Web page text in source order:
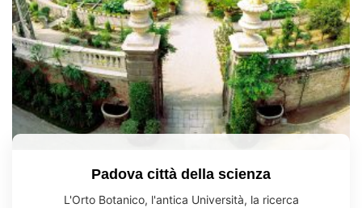
Padova città della scienza
L'Orto Botanico, l'antica Università, la ricerca